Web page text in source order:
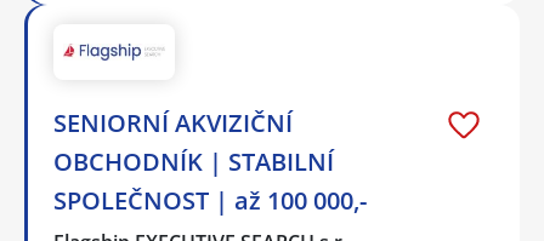
SENIORNÍ AKVIZIČNÍ
OBCHODNÍK | STABILNÍ
SPOLEČNOST | až 100 000,-